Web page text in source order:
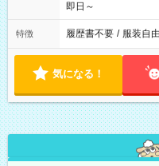
即日～
特徴 履歴書不要 / 服装自由
気になる！